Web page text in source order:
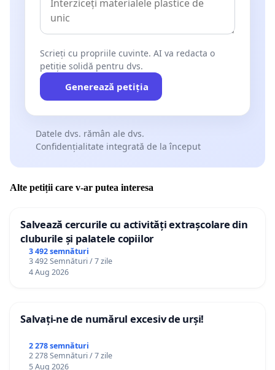
Scrieți cu propriile cuvinte. AI va redacta o
petiție solidă pentru dvs.
Generează petiția
Datele dvs. rămân ale dvs.
Confidențialitate integrată de la început
Alte petiții care v-ar putea interesa
Salvează cercurile cu activități extrașcolare din
cluburile și palatele copiilor
3 492 semnături
3 492 Semnături / 7 zile
4 Aug 2026
Salvați-ne de numărul excesiv de urși!
2 278 semnături
2 278 Semnături / 7 zile
5 Aug 2026